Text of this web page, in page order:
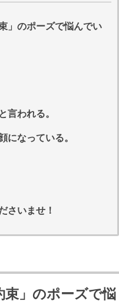
」のポーズで悩んでい
言われる。
になっている。
さいませ！
束」のポーズで悩